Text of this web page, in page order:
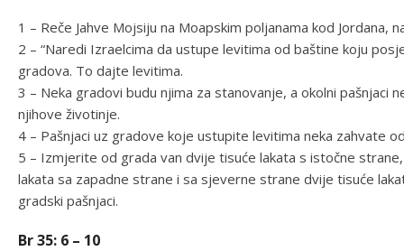
1 – Reče Jahve Mojsiju na Moapskim poljanama kod Jordana,
2 – “Naredi Izraelcima da ustupe levitima od baštine koju
gradova. To dajte levitima.
3 – Neka gradovi budu njima za stanovanje, a okolni pašnjaci
njihove životinje.
4 – Pašnjaci uz gradove koje ustupite levitima neka zahvate
5 – Izmjerite od grada van dvije tisuće lakata s istočne
lakata sa zapadne strane i sa sjeverne strane dvije tisuće
gradski pašnjaci.
Br 35: 6 – 10